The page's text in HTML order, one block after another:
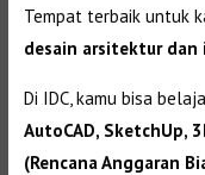
Tempat terbaik untuk
desain arsitektur
Di IDC, kamu bisa
AutoCAD, SketchUp,
(Rencana Anggaran